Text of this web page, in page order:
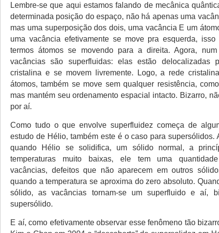
Lembre-se que aqui estamos falando de mecânica
determinada posição do espaço, não há apenas uma
mas uma superposição dos dois, uma vacância E um
uma vacância efetivamente se move pra esquerda,
termos átomos se movendo para a direita. Agora,
vacâncias são superfluidas: elas estão delocalizadas
cristalina e se movem livremente. Logo, a rede
átomos, também se move sem qualquer resistência,
mas mantém seu ordenamento espacial intacto. Bizarro,
por aí.
Como tudo o que envolve superfluidez começa de
estudo de Hélio, também este é o caso para supersólidos.
quando Hélio se solidifica, um sólido normal, a
temperaturas muito baixas, ele tem uma
vacâncias, defeitos que não aparecem em outros
quando a temperatura se aproxima do zero absoluto.
sólido, as vacâncias tornam-se um superfluido e aí,
supersólido.
E aí, como efetivamente observar esse fenômeno tão